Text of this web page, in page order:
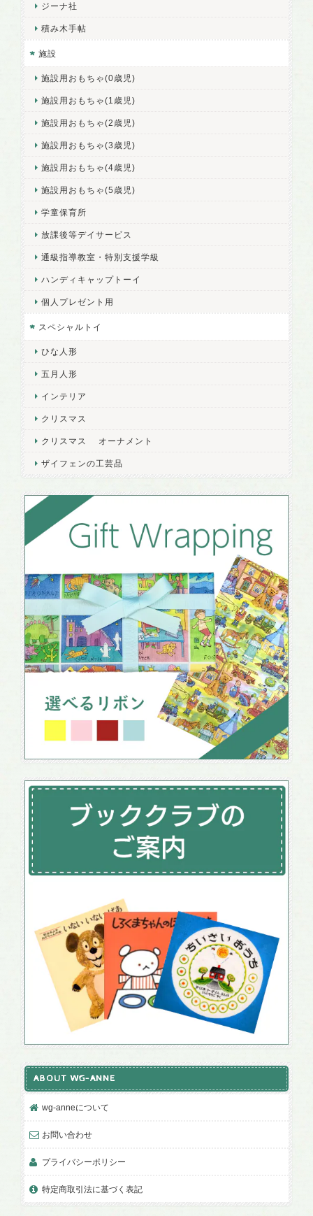
ジーナ社
積み木手帖
施設
施設用おもちゃ(0歳児)
施設用おもちゃ(1歳児)
施設用おもちゃ(2歳児)
施設用おもちゃ(3歳児)
施設用おもちゃ(4歳児)
施設用おもちゃ(5歳児)
学童保育所
放課後等デイサービス
通級指導教室・特別支援学級
ハンディキャップトーイ
個人プレゼント用
スペシャルトイ
ひな人形
五月人形
インテリア
クリスマス
クリスマス オーナメント
ザイフェンの工芸品
ABOUT WG-ANNE
wg-anneについて
お問い合わせ
プライバシーポリシー
特定商取引法に基づく表記